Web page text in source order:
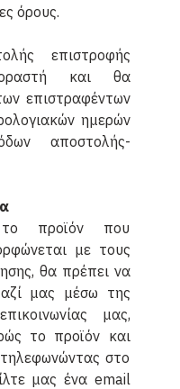
όρους.
επιστροφής
και θα
επιστραφέντων
ημερών
αποστολής-
προϊόν που
με τους
θα πρέπει να
μας μέσω της
μας,
το προϊόν και
στο
μας ένα email